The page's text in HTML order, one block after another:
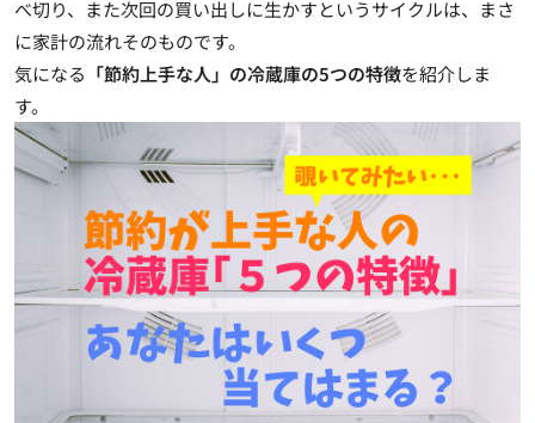
べ切り、また次回の買い出しに生かすというサイクルは、まさ
に家計の流れそのものです。
気になる 「節約上手な人」の冷蔵庫の5つの特徴を紹介しま
す。